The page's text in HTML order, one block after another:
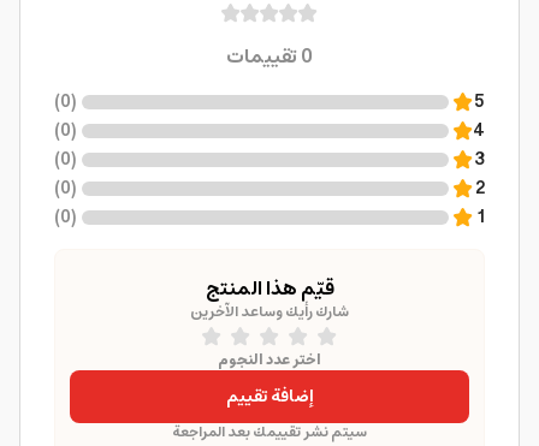
0تقييمات
5
(
0
)
4
(
0
)
3
(
0
)
2
(
0
)
1
(
0
)
قيّم هذا المنتج
شارك رأيك وساعد الآخرين
اختر عدد النجوم
إضافة تقييم
سيتم نشر تقييمك بعد المراجعة